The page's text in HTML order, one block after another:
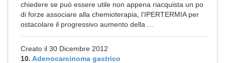
chiedere se può essere utile non appena riacquista un po
di forze associare alla chemioterapia, l'IPERTERMIA per
ostacolare il progressivo aumento della ...
Creato il 30 Dicembre 2012
10. Adenocarcinoma gastrico